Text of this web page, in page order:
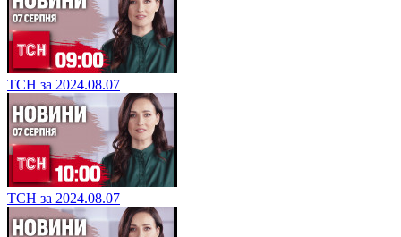
ТСН за 2024.08.07
ТСН за 2024.08.07